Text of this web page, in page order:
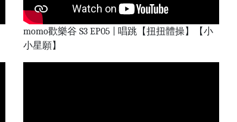
momo歡樂谷 S3 EP05 | 唱跳【扭扭體操】【小
小星願】